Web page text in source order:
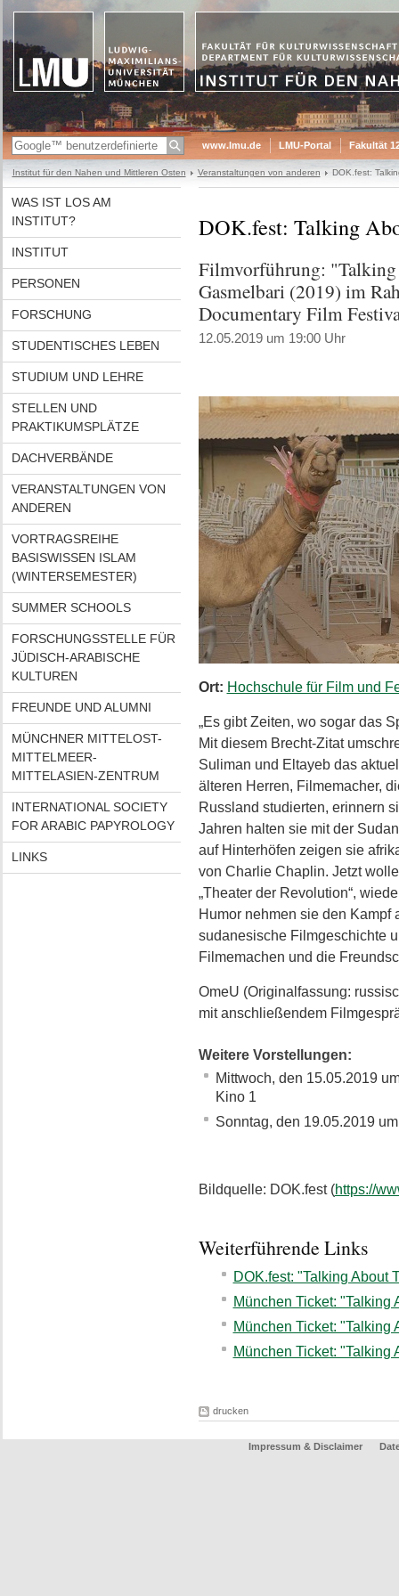
www.lmu.de LMU-Portal Fakultät
Institut für den Nahen und Mittleren Osten Veranstaltungen von anderen DOK.fest:
WAS IST LOS AM
INSTITUT?
INSTITUT
PERSONEN
FORSCHUNG
STUDENTISCHES LEBEN
STUDIUM UND LEHRE
STELLEN UND
PRAKTIKUMSPLÄTZE
DACHVERBÄNDE
VERANSTALTUNGEN VON
ANDEREN
VORTRAGSREIHE
BASISWISSEN ISLAM
(WINTERSEMESTER)
SUMMER SCHOOLS
FORSCHUNGSSTELLE FÜR
JÜDISCH-ARABISCHE
KULTUREN
FREUNDE UND ALUMNI
MÜNCHNER MITTELOST-
MITTELMEER-
MITTELASIEN-ZENTRUM
INTERNATIONAL SOCIETY
FOR ARABIC PAPYROLOGY
LINKS
DOK.fest: Talking
Filmvorführung:
Gasmelbari (2019) im
Documentary Film
12.05.2019 um 19:00 Uhr
Ort: Hochschule für Film und
„Es gibt Zeiten, wo sogar das
Mit diesem Brecht-Zitat
Suliman und Eltayeb das
älteren Herren, Filmemacher,
Russland studierten, erinnern
Jahren halten sie mit der
auf Hinterhöfen zeigen sie
von Charlie Chaplin. Jetzt
„Theater der Revolution“,
Humor nehmen sie den
sudanesische Filmgeschichte
Filmemachen und die
OmeU (Originalfassung:
mit anschließendem
Weitere Vorstellungen:
Mittwoch, den 15.05.2019
Kino 1
Sonntag, den 19.05.2019
Bildquelle: DOK.fest (https://
Weiterführende Links
DOK.fest: "Talking About
München Ticket: "Talking
München Ticket: "Talking
München Ticket: "Talking
drucken
Impressum & Disclaimer